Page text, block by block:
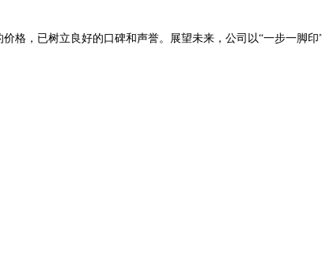
格，已树立良好的口碑和声誉。展望未来，公司以“一步一脚